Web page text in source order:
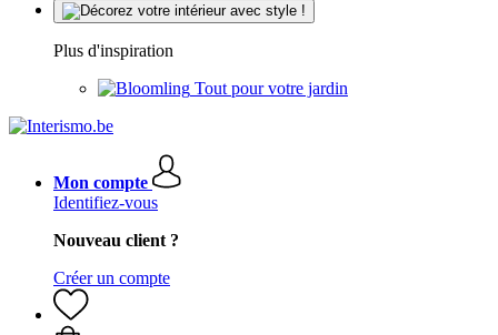
Plus d'inspiration
Tout pour votre jardin
Mon compte
Identifiez-vous
Nouveau client ?
Créer un compte